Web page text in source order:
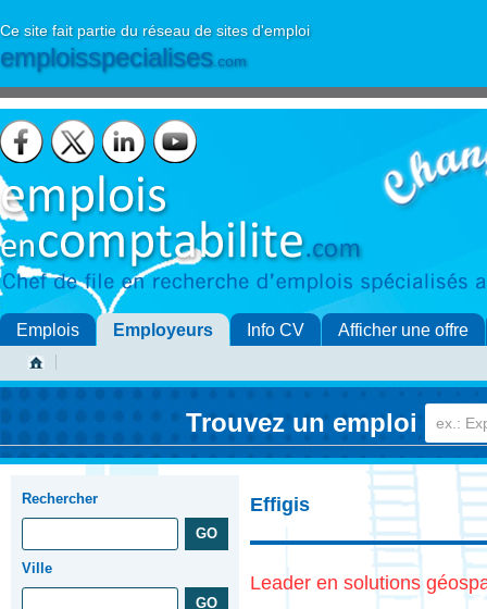
Ce site fait partie du réseau de sites d'emploi
emploisspecialises.com
Emplois Employeurs Info CV Afficher une offre
Trouvez un emploi
Rechercher
Ville
Effigis
Leader en solutions